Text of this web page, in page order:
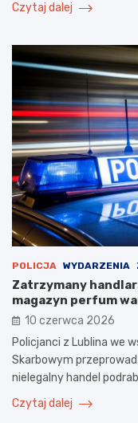
Czytaj dalej
POLICJA WYDARZENIA
Zatrzymany
magazyn perfum
10 czerwca 2026
Policjanci z Lublina we
Skarbowym
nielegalny handel
Czytaj dalej